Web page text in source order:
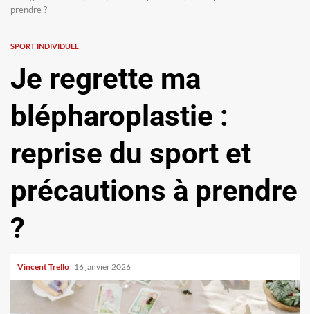
prendre ?
SPORT INDIVIDUEL
Je regrette ma
blépharoplastie :
reprise du sport et
précautions à prendre
?
Vincent Trello 16 janvier 2026